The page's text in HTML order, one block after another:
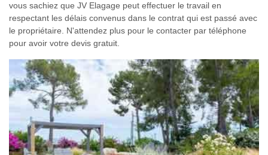
vous sachiez que JV Elagage peut effectuer le travail en
respectant les délais convenus dans le contrat qui est passé avec
le propriétaire. N'attendez plus pour le contacter par téléphone
pour avoir votre devis gratuit.